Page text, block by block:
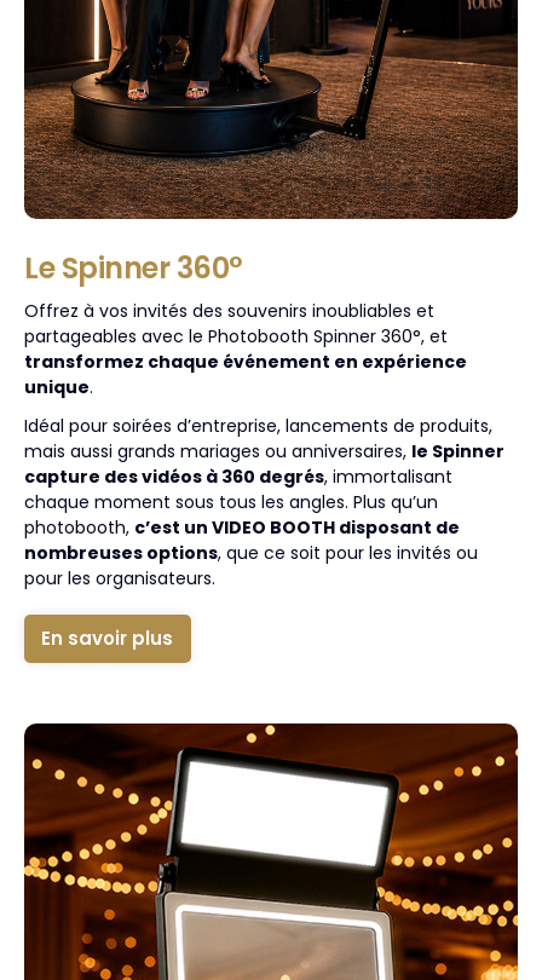
Le Spinner 360°
Offrez à vos invités des souvenirs inoubliables et
partageables avec le Photobooth Spinner 360°, et
transformez chaque événement en expérience
unique.
Idéal pour soirées d’entreprise, lancements de produits,
mais aussi grands mariages ou anniversaires, le Spinner
capture des vidéos à 360 degrés, immortalisant
chaque moment sous tous les angles. Plus qu’un
photobooth, c’est un VIDEO BOOTH disposant de
nombreuses options, que ce soit pour les invités ou
pour les organisateurs.
En savoir plus